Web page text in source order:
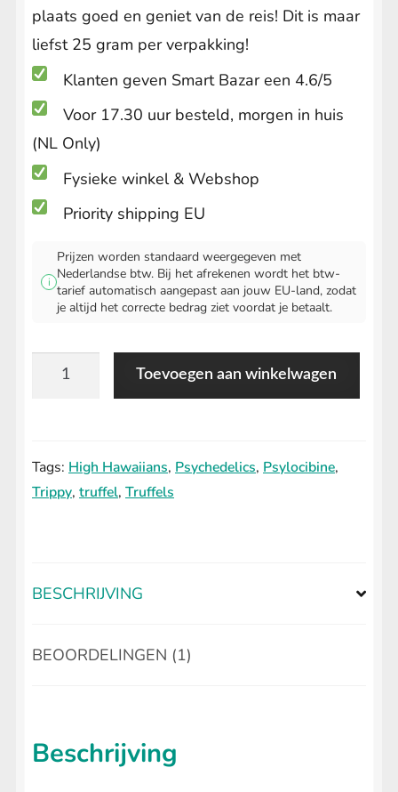
plaats goed en geniet van de reis! Dit is maar
liefst 25 gram per verpakking!
Klanten geven Smart Bazar een 4.6/5
Voor 17.30 uur besteld, morgen in huis
(NL Only)
Fysieke winkel & Webshop
Priority shipping EU
i
Prijzen worden standaard weergegeven met
Nederlandse btw. Bij het afrekenen wordt het btw-
tarief automatisch aangepast aan jouw EU-land, zodat
je altijd het correcte bedrag ziet voordat je betaalt.
High
gram)
Toevoegen aan winkelwagen
Tags: High Hawaiians, Psychedelics, Psylocibine,
Trippy, truffel, Truffels
BESCHRIJVING
BEOORDELINGEN (1)
Beschrijving